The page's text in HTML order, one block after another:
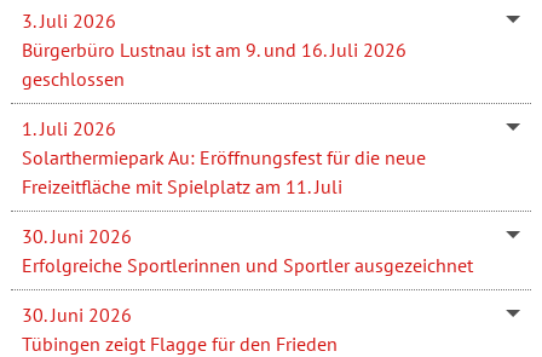
3. Juli 2026
Bürgerbüro Lustnau ist am 9. und 16. Juli 2026
geschlossen
1. Juli 2026
Solarthermiepark Au: Eröffnungsfest für die neue
Freizeitfläche mit Spielplatz am 11. Juli
30. Juni 2026
Erfolgreiche Sportlerinnen und Sportler ausgezeichnet
30. Juni 2026
Tübingen zeigt Flagge für den Frieden